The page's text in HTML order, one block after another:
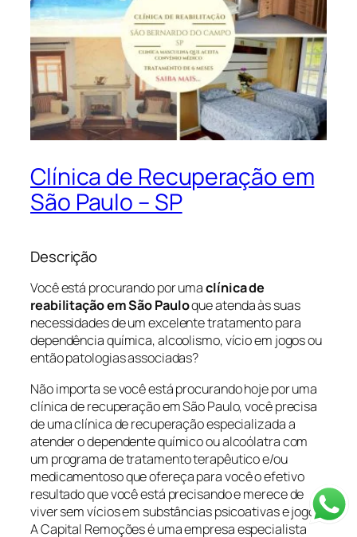
Clínica de Recuperação em
São Paulo – SP
Descrição
Você está procurando por umaclínica de
reabilitação em São Pauloque atenda às suas
necessidades de um excelente tratamento para
dependência química, alcoolismo, vício em jogos ou
então patologias associadas?
Não importa se você está procurando hoje por uma
clínica de recuperação em São Paulo, você precisa
de uma clínica de recuperação especializada a
atender o dependente químico ou alcoólatra com
um programa de tratamento terapêutico e/ou
medicamentoso que ofereça para você o efetivo
resultado que você está precisando e merece de
viver sem vícios em substâncias psicoativas e jogos.
A Capital Remoções é uma empresa especialista